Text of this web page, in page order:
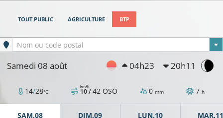
TOUT PUBLIC AGRICULTURE BTP
Ville sélectionnée
Nom ou code postal
Samedi 08 août 04h23 20h11
14/28°C 10 /
km/h 42 OSO 0 mm 7 h
SAM.08 DIM.09 LUN.10 MAR.11